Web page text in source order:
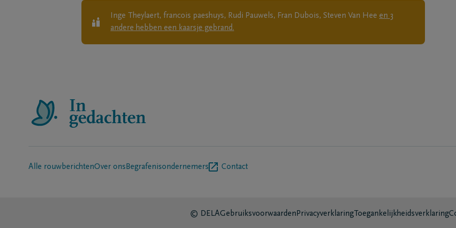
Inge Theylaert, francois paeshuys, Rudi Pauwels, Fran Dubois, Steven Van Hee en 3
andere hebben een kaarsje gebrand.
Alle rouwberichtenOver ons Begrafenisondernemers Contact
© DELAGebruiksvoorwaarden Privacyverklaring Toegankelijkheidsverklaring